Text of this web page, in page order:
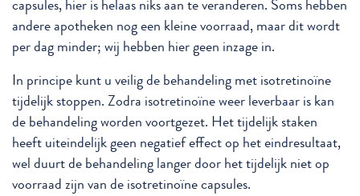
capsules, hier is helaas niks aan te veranderen. Soms hebben
andere apotheken nog een kleine voorraad, maar dit wordt
per dag minder; wij hebben hier geen inzage in.
In principe kunt u veilig de behandeling met isotretinoïne
tijdelijk stoppen. Zodra isotretinoïne weer leverbaar is kan
de behandeling worden voortgezet. Het tijdelijk staken
heeft uiteindelijk geen negatief effect op het eindresultaat,
wel duurt de behandeling langer door het tijdelijk niet op
voorraad zijn van de isotretinoïne capsules.